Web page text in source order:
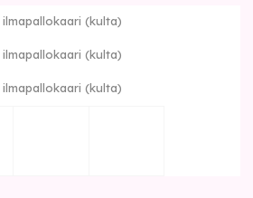
ilmapallokaari (kulta)
ilmapallokaari (kulta)
ilmapallokaari (kulta)